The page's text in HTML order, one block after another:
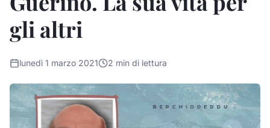
gli altri
lunedì 1 marzo 2021 2 min di lettura